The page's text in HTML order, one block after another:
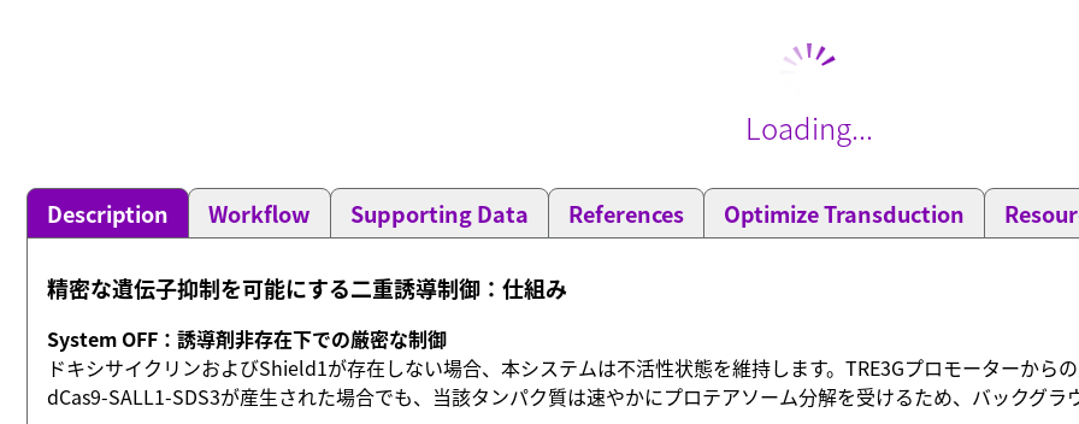
Loading...
Description Workflow Supporting Data References Optimize Transduction
精密な遺伝子抑制を可能にする二重誘導制御：仕組み
System OFF：誘導剤非存在下での厳密な制御
ドキシサイクリンおよびShield1が存在しない場合、本システムは不活性状態を維持します。TRE3Gプロモーターから
dCas9‑SALL1‑SDS3が産生された場合でも、当該タンパク質は速やかにプロテアソーム分解を受けるため、バックグ